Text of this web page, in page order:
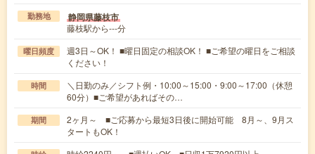
勤務地 静岡県藤枝市
藤枝駅から---分
曜日頻度
週3日～OK！ ■曜日固定の相談OK！ ■ご希望の曜日をご相談
ください！
時間
＼日勤のみ／シフト例・10:00～15:00・9:00～17:00（休憩
60分）■ご希望があればその…
期間
2ヶ月～ ■ご応募から最短3日後に開始可能 8月～、9月ス
タートもOK！